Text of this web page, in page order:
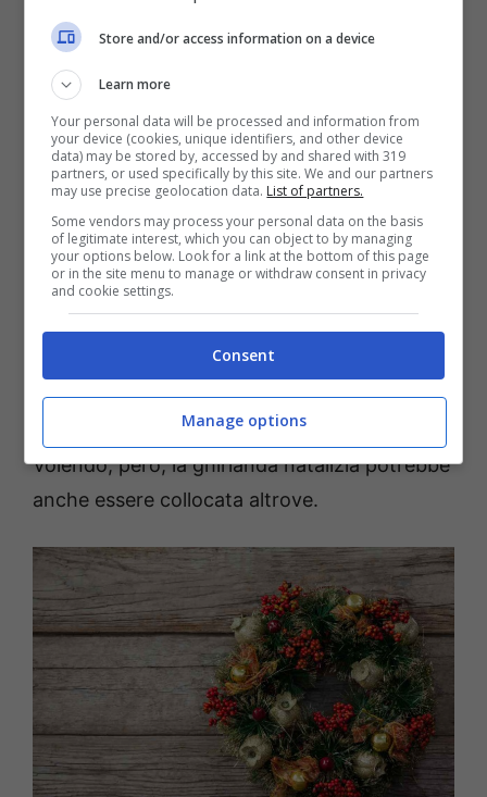
(in modo da simulare la caduta della neve), e
il gioco è fatto.
Dove posizionare la ghirlanda
fatta in casa? Qualche
consiglio
Come già chiarito, il trend natalizio di questo
2025 è simbolo di prosperità e di buon
augurio per il nuovo anno. L’ideale, dunque,
sarebbe di collocarla lì dove i nostri parenti
sono soliti collocarla da sempre: appesa al
portone d’ingressodella nostra casa.
Volendo, però, la ghirlanda natalizia potrebbe
anche essere collocata altrove.
Store and/or access information on a device
Learn more
Your personal data will be processed and information from
your device (cookies, unique identifiers, and other device
data) may be stored by, accessed by and shared with 319
partners, or used specifically by this site. We and our partners
may use precise geolocation data. List of partners.
Some vendors may process your personal data on the basis
of legitimate interest, which you can object to by managing
your options below. Look for a link at the bottom of this page
or in the site menu to manage or withdraw consent in privacy
and cookie settings.
Consent
Manage options